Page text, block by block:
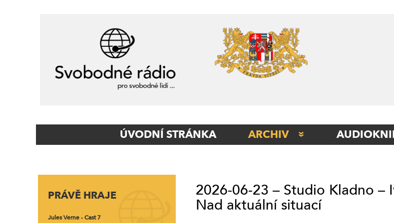
Navigation
ÚVODNÍ STRÁNKA ARCHIV
STUDIO ITÁLIE
PRÁVĚ HRAJE
Jules Verne - Cast 7
2026-06-23 – Studio Kladno –
Nad aktuální situací